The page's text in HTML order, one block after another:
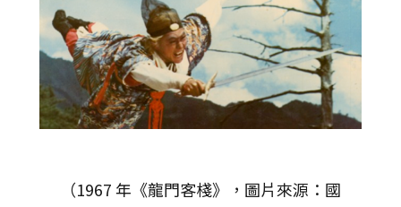
（1967 年《龍門客棧》，圖片來源：國